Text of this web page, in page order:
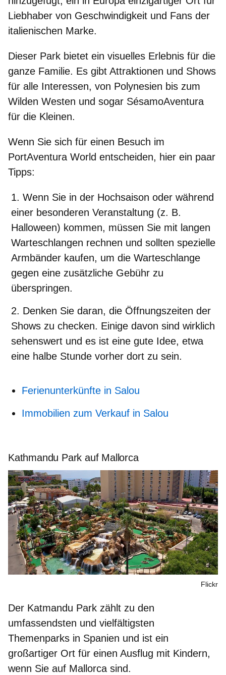
Liebhaber von Geschwindigkeit und Fans der
italienischen Marke.
Dieser Park bietet ein visuelles Erlebnis für die
ganze Familie. Es gibt Attraktionen und Shows
für alle Interessen, von Polynesien bis zum
Wilden Westen und sogar SésamoAventura
für die Kleinen.
Wenn Sie sich für einen Besuch im
PortAventura World entscheiden, hier ein paar
Tipps:
Wenn Sie in der Hochsaison oder während
einer besonderen Veranstaltung (z. B.
Halloween) kommen, müssen Sie mit langen
Warteschlangen rechnen und sollten spezielle
Armbänder kaufen, um die Warteschlange
gegen eine zusätzliche Gebühr zu
überspringen.
Denken Sie daran, die Öffnungszeiten der
Shows zu checken. Einige davon sind wirklich
sehenswert und es ist eine gute Idee, etwa
eine halbe Stunde vorher dort zu sein.
Ferienunterkünfte in Salou
Immobilien zum Verkauf in Salou
Kathmandu Park auf Mallorca
Flickr
Der Katmandu Park zählt zu den
umfassendsten und vielfältigsten
Themenparks in Spanien und ist ein
großartiger Ort für einen Ausflug mit Kindern,
wenn Sie auf Mallorca sind.